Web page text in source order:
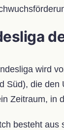
wird
Süd), die
Zeitraum, in
besteht